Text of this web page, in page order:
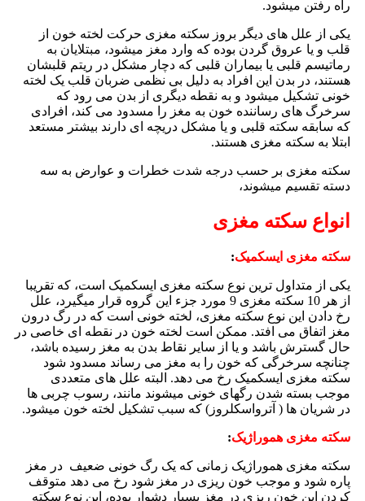
راه رفتن میشود.
یکی از علل های دیگر بروز سکته مغزی حرکت لخته خون از
قلب و یا عروق گردن بوده که وارد مغز میشود، مبتلایان به
رماتیسم قلبی یا بیماران قلبی که دچار مشکل در ریتم قلبشان
هستند، در بدن این افراد به دلیل بی نظمی ضربان قلب یک لخته
خونی تشکیل میشود و به نقطه دیگری از بدن می رود که
سرخرگ های رساننده خون به مغز را مسدود می کند، افرادی
که سابقه سکته قلبی و یا مشکل دریچه ای دارند بیشتر مستعد
ابتلا به سکته مغزی هستند.
سکته مغزی بر حسب درجه شدت خطرات و عوارض به سه
دسته تقسیم میشوند،
انواع سکته مغزی
سکته مغزی ایسکمیک:
یکی از متداول ترین نوع سکته مغزی ایسکمیک است، که تقریبا
از هر 10 سکته مغزی 9 مورد جزء این گروه قرار میگیرد، علل
رخ دادن این نوع سکته مغزی، لخته خونی است که در رگ درون
مغز اتفاق می افتد. ممکن است لخته خون در نقطه ای خاصی در
حال گسترش باشد و یا از سایر نقاط بدن به مغز رسیده باشد،
چنانچه سرخرگی که خون را به مغز می رساند مسدود شود
سکته مغزی ایسکمیک رخ می دهد. البته علل های متعددی
موجب بسته شدن رگهای خونی میشوند مانند، رسوب چربی ها
در شریان ها ( آترواسکلروز) که سبب تشکیل لخته خون میشود.
سکته مغزی هموراژیک:
سکته مغزی هموراژیک زمانی که یک رگ خونی ضعیف در مغز
پاره شود و موجب خون ریزی در مغز شود رخ می دهد متوقف
کردن این خون ریزی در مغز بسیار دشوار بوده، این نوع سکته